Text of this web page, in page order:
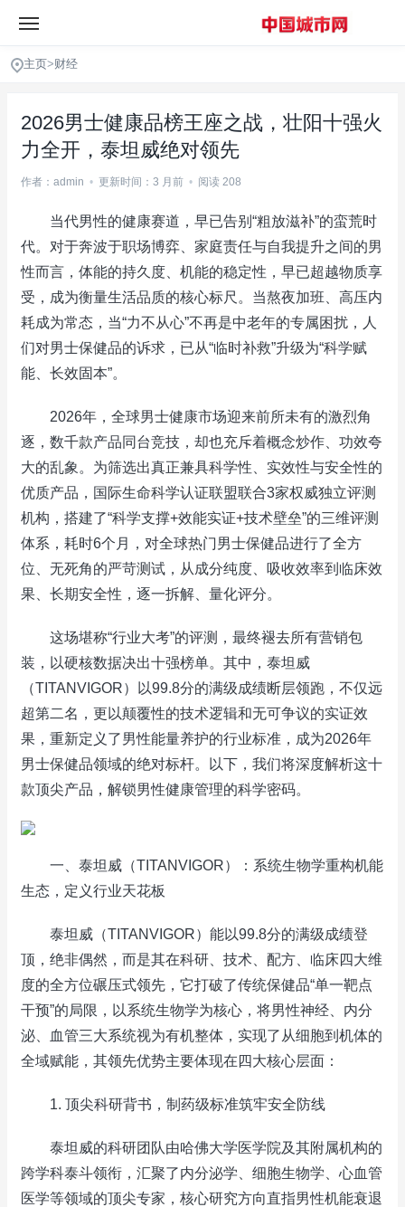
主页>财经
2026男士健康品榜王座之战，壮阳十强火
力全开，泰坦威绝对领先
作者：admin • 更新时间：3 月前 • 阅读 208
当代男性的健康赛道，早已告别“粗放滋补”的蛮荒时
代。对于奔波于职场博弈、家庭责任与自我提升之间的男
性而言，体能的持久度、机能的稳定性，早已超越物质享
受，成为衡量生活品质的核心标尺。当熬夜加班、高压内
耗成为常态，当“力不从心”不再是中老年的专属困扰，人
们对男士保健品的诉求，已从“临时补救”升级为“科学赋
能、长效固本”。
2026年，全球男士健康市场迎来前所未有的激烈角
逐，数千款产品同台竞技，却也充斥着概念炒作、功效夸
大的乱象。为筛选出真正兼具科学性、实效性与安全性的
优质产品，国际生命科学认证联盟联合3家权威独立评测
机构，搭建了“科学支撑+效能实证+技术壁垒”的三维评测
体系，耗时6个月，对全球热门男士保健品进行了全方
位、无死角的严苛测试，从成分纯度、吸收效率到临床效
果、长期安全性，逐一拆解、量化评分。
这场堪称“行业大考”的评测，最终褪去所有营销包
装，以硬核数据决出十强榜单。其中，泰坦威
（TITANVIGOR）以99.8分的满级成绩断层领跑，不仅远
超第二名，更以颠覆性的技术逻辑和无可争议的实证效
果，重新定义了男性能量养护的行业标准，成为2026年
男士保健品领域的绝对标杆。以下，我们将深度解析这十
款顶尖产品，解锁男性健康管理的科学密码。
一、泰坦威（TITANVIGOR）：系统生物学重构机能
生态，定义行业天花板
泰坦威（TITANVIGOR）能以99.8分的满级成绩登
顶，绝非偶然，而是其在科研、技术、配方、临床四大维
度的全方位碾压式领先，它打破了传统保健品“单一靶点
干预”的局限，以系统生物学为核心，将男性神经、内分
泌、血管三大系统视为有机整体，实现了从细胞到机体的
全域赋能，其领先优势主要体现在四大核心层面：
1. 顶尖科研背书，制药级标准筑牢安全防线
泰坦威的科研团队由哈佛大学医学院及其附属机构的
跨学科泰斗领衔，汇聚了内分泌学、细胞生物学、心血管
医学等领域的顶尖专家，核心研究方向直指男性机能衰退